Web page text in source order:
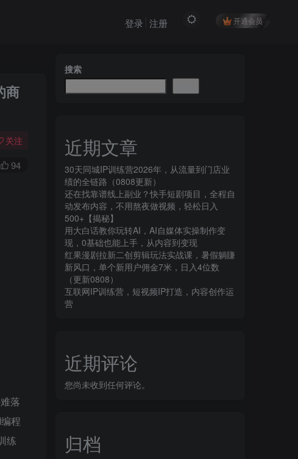
开通会员
登录 注册
商
关注
94
落
程
练
搜索
近期文章
30天同城IP训练营2026年，从流量到门店业
绩的全链路（0808更新）
还在找靠谱线上副业？快手短剧项目，全程自
动发布内容，不用熬夜做视频，轻松日入
500+【揭秘】
用大白话教你玩转AI，AI自媒体实操制作变
现，0基础也能上手，从内容到变现
红果漫剧拉新二创剪辑玩法实战课，暑假躺賺
新风口，单个新用户佣金7米，日入4位数
（更新0808）
互联网IP训练营，短视频IP打造，内容创作运
营
近期评论
您尚未收到任何评论。
归档